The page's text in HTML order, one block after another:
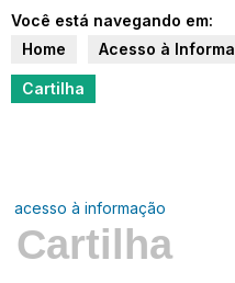
Você está navegando em:
Home
Acesso à
Cartilha
acesso à informação
Cartilha